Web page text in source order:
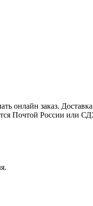
онлайн заказ.
Почтой России или